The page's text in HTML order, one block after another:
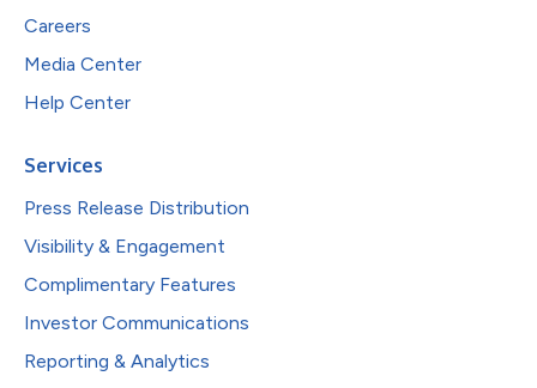
Careers
Media Center
Help Center
Services
Press Release Distribution
Visibility & Engagement
Complimentary Features
Investor Communications
Reporting & Analytics